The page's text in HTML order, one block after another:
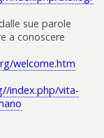
sue parole
a conoscere
welcome.htm
index.php/vita-